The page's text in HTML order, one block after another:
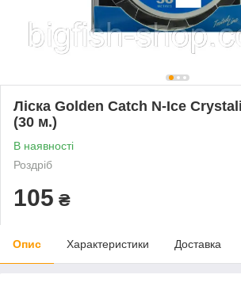
Ліска Golden Catch N-Ice
(30 м.)
В наявності
Роздріб
105 ₴
Опис Характеристики Доставка